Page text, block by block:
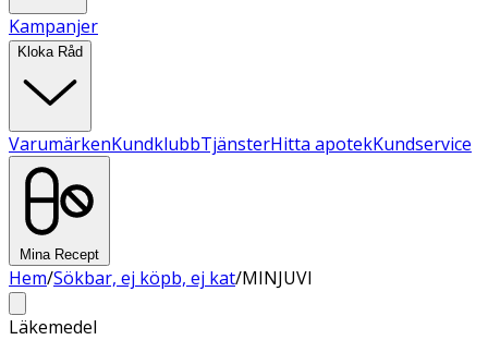
Kampanjer
Kloka Råd
VarumärkenKundklubbTjänsterHitta apotekKundservice
Mina Recept
Hem/Sökbar, ej köpb, ej kat/MINJUVI
Läkemedel